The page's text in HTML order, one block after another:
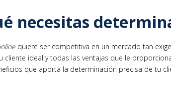
necesitas
quiere ser competitiva en un mercado tan
cliente ideal y todas las ventajas que le
que aporta la determinación precisa de tu